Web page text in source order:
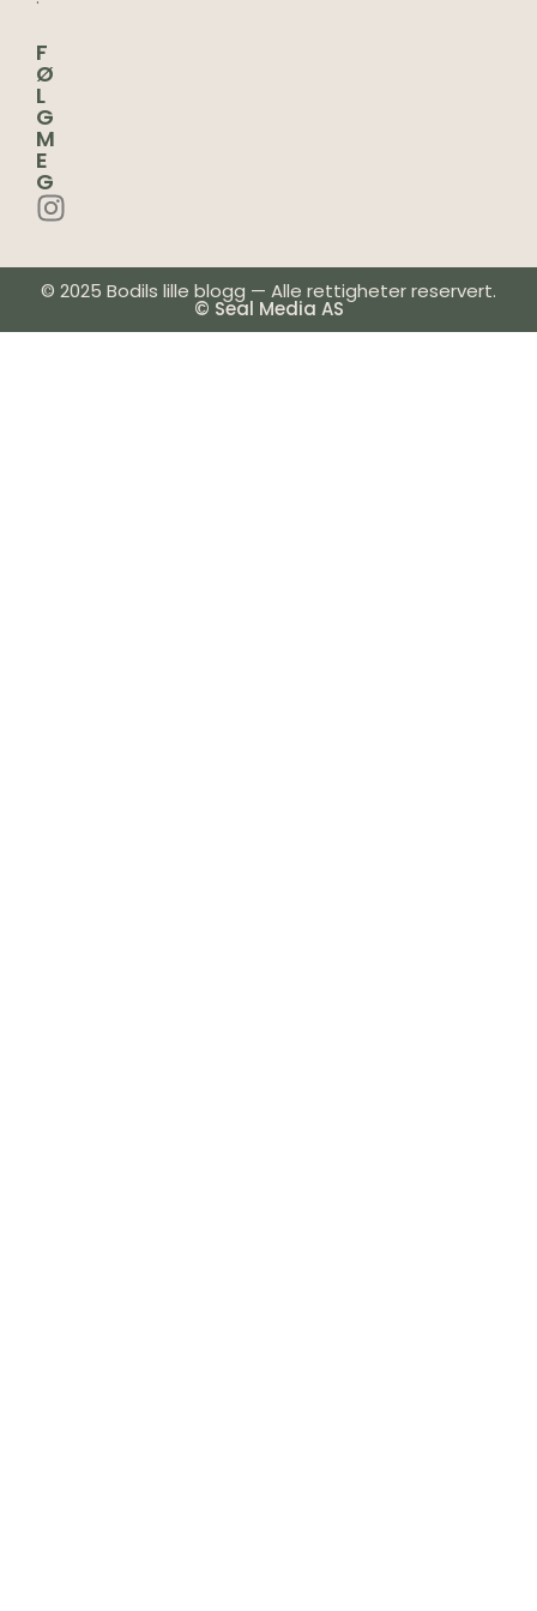
F
Ø
L
G
M
E
G
© 2025 Bodils lille blogg — Alle rettigheter reservert.
© Seal Media AS